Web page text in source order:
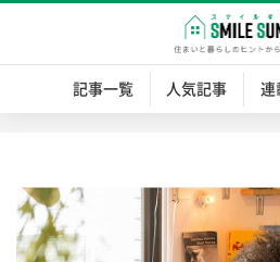
記事一覧 人気記事 連